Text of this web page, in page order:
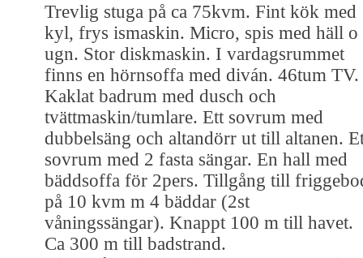
Trevlig stuga på ca 75kvm. Fint kök med
kyl, frys ismaskin. Micro, spis med häll o
ugn. Stor diskmaskin. I vardagsrummet
finns en hörnsoffa med diván. 46tum TV.
Kaklat badrum med dusch och
tvättmaskin/tumlare. Ett sovrum med
dubbelsäng och altandörr ut till altanen.
sovrum med 2 fasta sängar. En hall med
bäddsoffa för 2pers. Tillgång till
på 10 kvm m 4 bäddar (2st
våningssängar). Knappt 100 m till havet.
Ca 300 m till badstrand.